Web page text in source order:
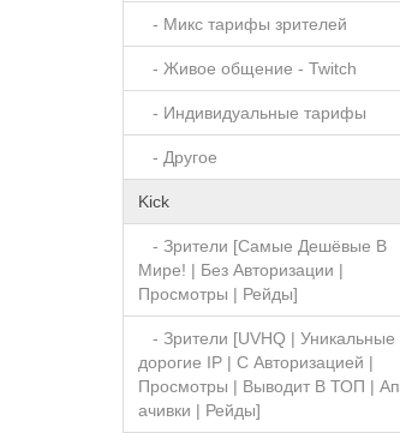
- Микс тарифы зрителей
- Живое общение - Twitch
- Индивидуальные тарифы
- Другое
Kick
- Зрители [Самые Дешёвые В
Мире! | Без Авторизации |
Просмотры | Рейды]
- Зрители [UVHQ | Уникальные
дорогие IP | С Авторизацией |
Просмотры | Выводит В ТОП | Ап
ачивки | Рейды]